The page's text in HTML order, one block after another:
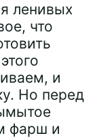
ленивых
что
и
Но перед
фарш и